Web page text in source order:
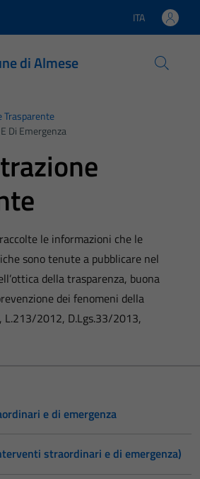
Lingua attiva:
ITA
di Almese
Di Emergenza
le informazioni che le
sono tenute a pubblicare nel
della trasparenza, buona
dei fenomeni della
2012, D.Lgs.33/2013,
e di emergenza
straordinari e di emergenza)